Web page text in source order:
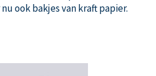
ook bakjes van kraft papier.